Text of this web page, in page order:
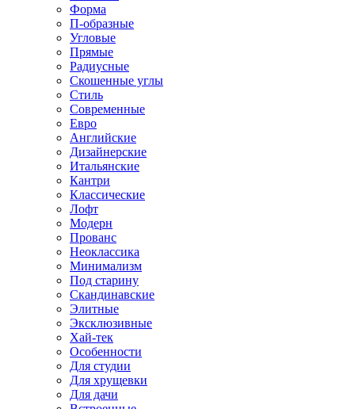
Форма
П-образные
Угловые
Прямые
Радиусные
Скошенные углы
Стиль
Современные
Евро
Английские
Дизайнерские
Итальянские
Кантри
Классические
Лофт
Модерн
Прованс
Неоклассика
Минимализм
Под старину
Скандинавские
Элитные
Эксклюзивные
Хай-тек
Особенности
Для студии
Для хрущевки
Для дачи